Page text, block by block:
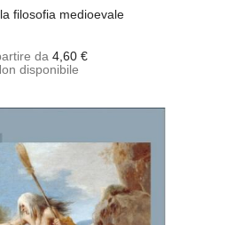
filosofia medioevale
da 4,60 €
disponibile